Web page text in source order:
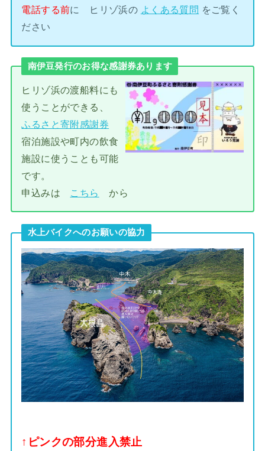
電話する前に ヒリゾ浜の よくある質問 をご覧く
ださい
南伊豆発行のお得な感謝券あります
ヒリゾ浜の渡船料にも
使うことができる、
ふるさと寄附感謝券
宿泊施設や町内の飲食
施設に使うことも可能
です。
申込みは こちら から
水上バイクへのお願いの協力
↑ピンクの部分進入禁止